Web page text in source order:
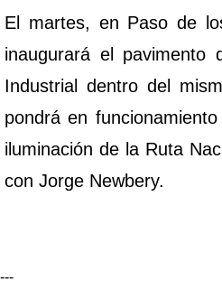
El martes, en Paso de
inaugurará el pavimento
Industrial dentro del
pondrá en
iluminación de la Ruta
con Jorge Newbery.
---